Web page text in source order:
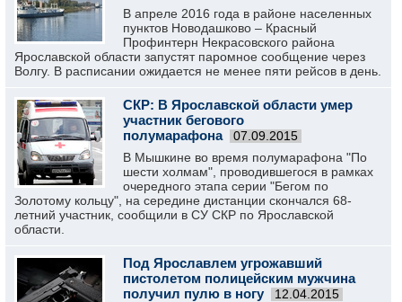
В апреле 2016 года в районе населенных
пунктов Новодашково – Красный
Профинтерн Некрасовского района
Ярославской области запустят паромное сообщение через
Волгу. В расписании ожидается не менее пяти рейсов в день.
СКР: В Ярославской области умер
участник бегового
полумарафона
07.09.2015
В Мышкине во время полумарафона "По
шести холмам", проводившегося в рамках
очередного этапа серии "Бегом по
Золотому кольцу", на середине дистанции скончался 68-
летний участник, сообщили в СУ СКР по Ярославской
области.
Под Ярославлем угрожавший
пистолетом полицейским мужчина
получил пулю в ногу
12.04.2015